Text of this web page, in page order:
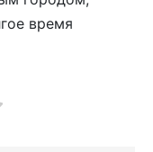
время